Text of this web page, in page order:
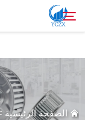
for (var i = 0; i <
''); } }
من نحن
الصفحة الرئيسية